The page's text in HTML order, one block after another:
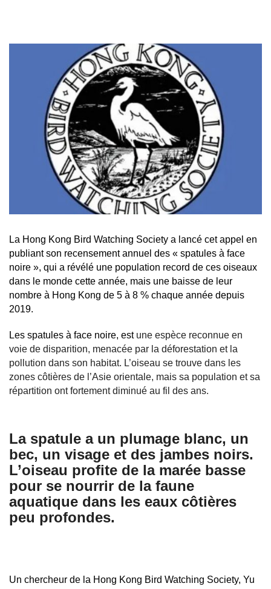
La Hong Kong Bird Watching Society a lancé cet appel en
publiant son recensement annuel des « spatules à face
noire », qui a révélé une population record de ces oiseaux
dans le monde cette année, mais une baisse de leur
nombre à Hong Kong de 5 à 8 % chaque année depuis
2019.
Les spatules à face noire, est une espèce reconnue en
voie de disparition, menacée par la déforestation et la
pollution dans son habitat. L’oiseau se trouve dans les
zones côtières de l’Asie orientale, mais sa population et sa
répartition ont fortement diminué au fil des ans.
La spatule a un plumage blanc, un
bec, un visage et des jambes noirs.
L’oiseau profite de la marée basse
pour se nourrir de la faune
aquatique dans les eaux côtières
peu profondes.
Un chercheur de la Hong Kong Bird Watching Society, Yu